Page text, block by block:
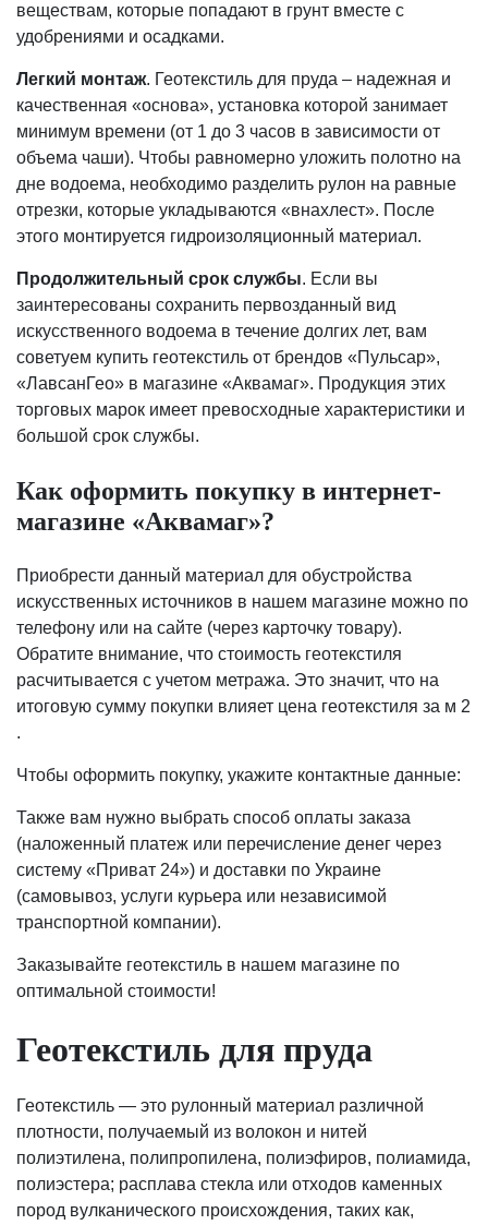
веществам, которые попадают в грунт вместе с
удобрениями и осадками.
Легкий монтаж. Геотекстиль для пруда – надежная и
качественная «основа», установка которой занимает
минимум времени (от 1 до 3 часов в зависимости от
объема чаши). Чтобы равномерно уложить полотно на
дне водоема, необходимо разделить рулон на равные
отрезки, которые укладываются «внахлест». После
этого монтируется гидроизоляционный материал.
Продолжительный срок службы. Если вы
заинтересованы сохранить первозданный вид
искусственного водоема в течение долгих лет, вам
советуем купить геотекстиль от брендов «Пульсар»,
«ЛавсанГео» в магазине «Аквамаг». Продукция этих
торговых марок имеет превосходные характеристики и
большой срок службы.
Как оформить покупку в интернет-
магазине «Аквамаг»?
Приобрести данный материал для обустройства
искусственных источников в нашем магазине можно по
телефону или на сайте (через карточку товару).
Обратите внимание, что стоимость геотекстиля
расчитывается с учетом метража. Это значит, что на
итоговую сумму покупки влияет цена геотекстиля за м 2
.
Чтобы оформить покупку, укажите контактные данные:
Также вам нужно выбрать способ оплаты заказа
(наложенный платеж или перечисление денег через
систему «Приват 24») и доставки по Украине
(самовывоз, услуги курьера или независимой
транспортной компании).
Заказывайте геотекстиль в нашем магазине по
оптимальной стоимости!
Геотекстиль для пруда
Геотекстиль — это рулонный материал различной
плотности, получаемый из волокон и нитей
полиэтилена, полипропилена, полиэфиров, полиамида,
полиэстера; расплава стекла или отходов каменных
пород вулканического происхождения, таких как,